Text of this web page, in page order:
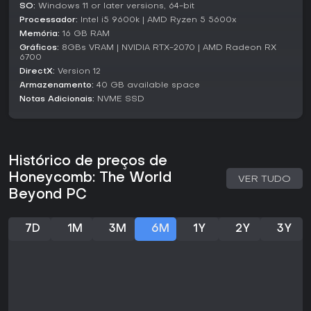
customização profunda e descoberta, reminiscentes de
jogos focados em crafting e ecologia.
apontando sistemas centrais envolventes, é ideal para
quem curte progressão metódica em vez de ação frenética.
atrai, vale acompanhar o desenvolvimento - especialmente
SO: Windows 11 or later versions, 64-bit
Processador: Intel i5 9600k | AMD Ryzen 5 5600x
Memória: 16 GB RAM
Gráficos: 8GBs VRAM | NVIDIA RTX-2070 | AMD Radeon RX
6700
DirectX: Version 12
Armazenamento: 40 GB available space
Notas Adicionais: NVME SSD
Histórico de preços de
Honeycomb: The World
Beyond PC
VER TUDO
7D 1M 3M 6M 1Y 2Y 3Y